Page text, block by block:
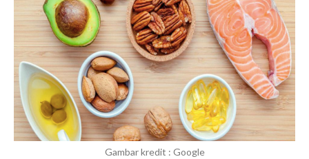
Gambar kredit : Google